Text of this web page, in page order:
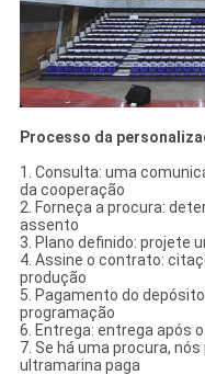
Processo da
1. Consulta: uma
da cooperação
2. Forneça a procura:
assento
3. Plano definido: projete
4. Assine o contrato:
produção
5. Pagamento do
programação
6. Entrega: entrega após
7. Se há uma procura,
ultramarina paga